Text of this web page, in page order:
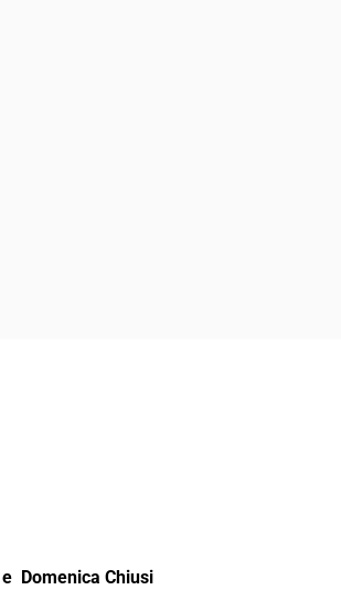
Domenica Chiusi